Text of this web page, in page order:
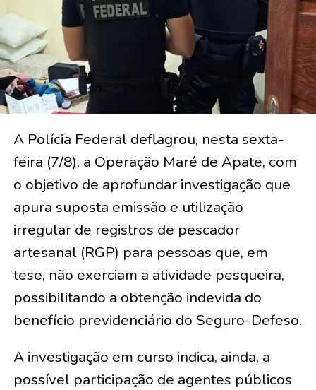
A Polícia Federal deflagrou, nesta sexta-
feira (7/8), a Operação Maré de Apate, com
o objetivo de aprofundar investigação que
apura suposta emissão e utilização
irregular de registros de pescador
artesanal (RGP) para pessoas que, em
tese, não exerciam a atividade pesqueira,
possibilitando a obtenção indevida do
benefício previdenciário do Seguro-Defeso.
A investigação em curso indica, ainda, a
possível participação de agentes públicos